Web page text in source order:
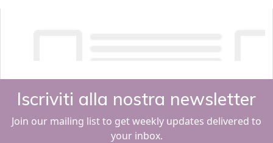
Iscriviti alla nostra newsletter
Join our mailing list to get weekly updates delivered to
your inbox.